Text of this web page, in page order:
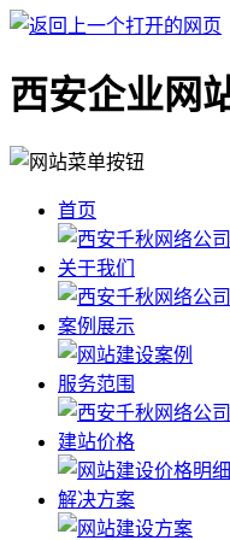
西安企业网
首页
关于我们
案例展示
服务范围
建站价格
解决方案